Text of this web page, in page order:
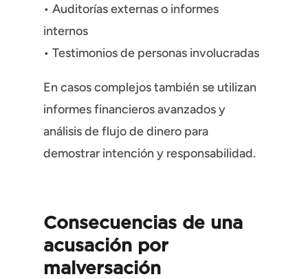
• Auditorías externas o informes
internos
• Testimonios de personas involucradas
En casos complejos también se utilizan
informes financieros avanzados y
análisis de flujo de dinero para
demostrar intención y responsabilidad.
Consecuencias de una
acusación por
malversación